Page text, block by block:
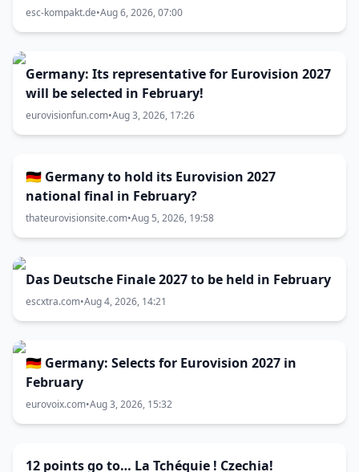
zum Vorentscheid?
esc-kompakt.de•Aug 6, 2026, 07:00
Germany: Its representative for Eurovision 2027
will be selected in February!
eurovisionfun.com•Aug 3, 2026, 17:26
🇩🇪 Germany to hold its Eurovision 2027
national final in February?
thateurovisionsite.com•Aug 5, 2026, 19:58
Das Deutsche Finale 2027 to be held in February
escxtra.com•Aug 4, 2026, 14:21
🇩🇪 Germany: Selects for Eurovision 2027 in
February
eurovoix.com•Aug 3, 2026, 15:32
12 points go to… La Tchéquie ! Czechia!